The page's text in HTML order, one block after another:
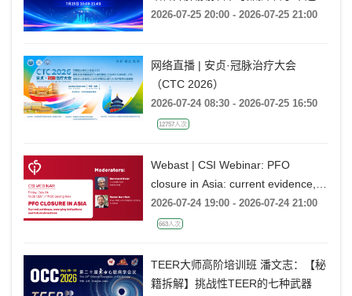
药物保守治疗?
2026-07-25 20:00 - 2026-07-25 21:00
网络直播 | 安贞·冠脉治疗大会
（CTC 2026）
2026-07-24 08:30 - 2026-07-25 16:50
12757人次
Webast | CSI Webinar: PFO
closure in Asia: current evidence,
emerging indications and future
directions
2026-07-24 19:00 - 2026-07-24 21:00
663人次
TEER大师高阶培训班 潘文志：【秘
籍拆解】挑战性TEER的七种武器